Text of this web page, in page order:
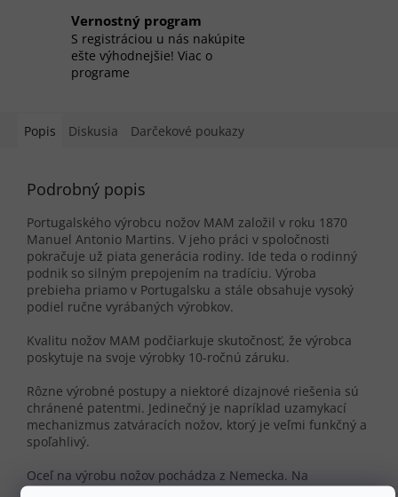
Vernostný program
S registráciou u nás nakúpite
ešte výhodnejšie! Viac o
programe
Popis Diskusia Darčekové poukazy
Podrobný popis
Portugalského výrobcu nožov MAM založil v roku 1870
Manuel Antonio Martins. V jeho práci v spoločnosti
pokračuje už piata generácia rodiny. Ide teda o rodinný
podnik so silným prepojením na tradíciu. Výroba
prebieha priamo v Portugalsku a stále obsahuje vysoký
podiel ručne vyrábaných výrobkov.
Kvalitu nožov MAM podčiarkuje skutočnosť, že výrobca
poskytuje na svoje výrobky 10-ročnú záruku.
Rôzne výrobné postupy a niektoré dizajnové riešenia sú
chránené patentmi. Jedinečný je napríklad uzamykací
mechanizmus zatváracích nožov, ktorý je veľmi funkčný a
spoľahlivý.
Oceľ na výrobu nožov pochádza z Nemecka. Na
dosiahnutie čo najlepších vlastností obsahuje aj prvky